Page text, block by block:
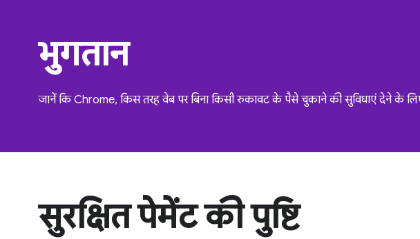
भुगतान
जानें कि Chrome, किस तरह वेब पर बिना किसी रुकावट के पैसे चुकाने की सुविधाएं देने के लिए
सुरक्षित पेमेंट की पुष्टि